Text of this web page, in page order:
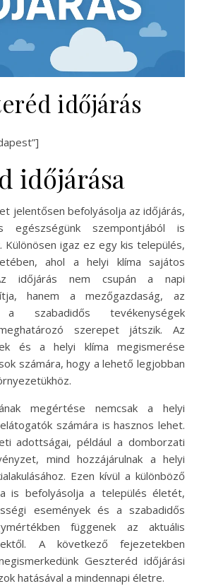
időjárás
időjárása
jelentősen befolyásolja az időjárás,
egészségünk szempontjából is
Különösen igaz ez egy kis település,
ahol a helyi klíma sajátos
időjárás nem csupán a napi
hanem a mezőgazdaság, az
szabadidős tevékenységek
szerepet játszik. Az
és a helyi klíma megismerése
számára, hogy a lehető legjobban
megértése nemcsak a helyi
számára is hasznos lehet.
adottságai, például a domborzati
mind hozzájárulnak a helyi
Ezen kívül a különböző
is befolyásolja a település életét,
események és a szabadidős
függenek az aktuális
A következő fejezetekben
Geszteréd időjárási
hatásával a mindennapi életre.